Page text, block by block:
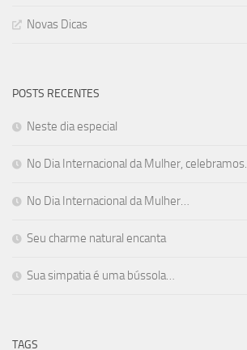
Novas Dicas
POSTS RECENTES
Neste dia especial
No Dia Internacional da Mulher, celebramos…
No Dia Internacional da Mulher…
Seu charme natural encanta
Sua simpatia é uma bússola…
TAGS